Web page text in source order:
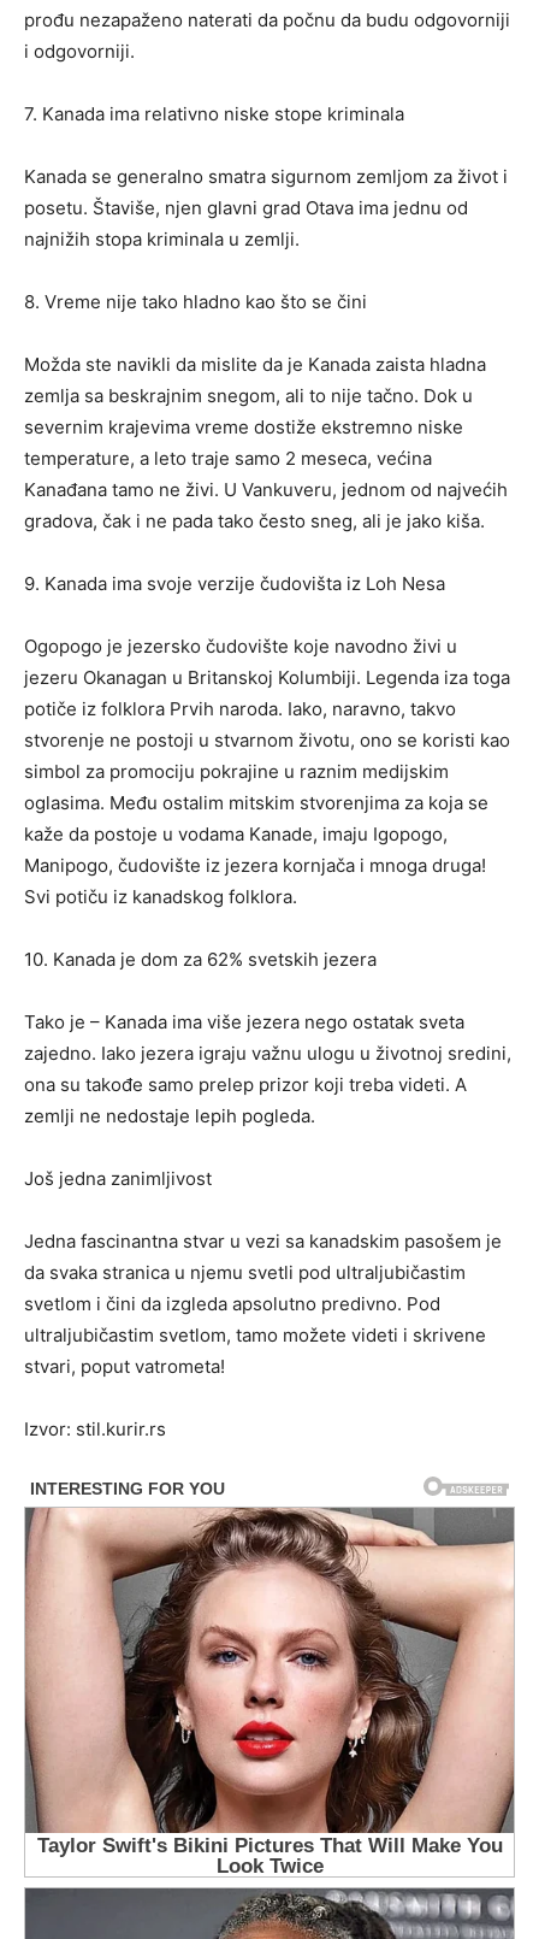
prođu nezapaženo naterati da počnu da budu odgovorniji
i odgovorniji.
7. Kanada ima relativno niske stope kriminala
Kanada se generalno smatra sigurnom zemljom za život i
posetu. Štaviše, njen glavni grad Otava ima jednu od
najnižih stopa kriminala u zemlji.
8. Vreme nije tako hladno kao što se čini
Možda ste navikli da mislite da je Kanada zaista hladna
zemlja sa beskrajnim snegom, ali to nije tačno. Dok u
severnim krajevima vreme dostiže ekstremno niske
temperature, a leto traje samo 2 meseca, većina
Kanađana tamo ne živi. U Vankuveru, jednom od najvećih
gradova, čak i ne pada tako često sneg, ali je jako kiša.
9. Kanada ima svoje verzije čudovišta iz Loh Nesa
Ogopogo je jezersko čudovište koje navodno živi u
jezeru Okanagan u Britanskoj Kolumbiji. Legenda iza toga
potiče iz folklora Prvih naroda. Iako, naravno, takvo
stvorenje ne postoji u stvarnom životu, ono se koristi kao
simbol za promociju pokrajine u raznim medijskim
oglasima. Među ostalim mitskim stvorenjima za koja se
kaže da postoje u vodama Kanade, imaju Igopogo,
Manipogo, čudovište iz jezera kornjača i mnoga druga!
Svi potiču iz kanadskog folklora.
10. Kanada je dom za 62% svetskih jezera
Tako je – Kanada ima više jezera nego ostatak sveta
zajedno. Iako jezera igraju važnu ulogu u životnoj sredini,
ona su takođe samo prelep prizor koji treba videti. A
zemlji ne nedostaje lepih pogleda.
Još jedna zanimljivost
Jedna fascinantna stvar u vezi sa kanadskim pasošem je
da svaka stranica u njemu svetli pod ultraljubičastim
svetlom i čini da izgleda apsolutno predivno. Pod
ultraljubičastim svetlom, tamo možete videti i skrivene
stvari, poput vatrometa!
Izvor: stil.kurir.rs